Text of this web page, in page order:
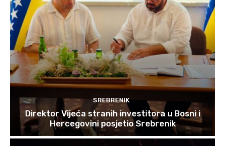
SREBRENIK
Direktor Vijeća stranih investitora u Bosni i
Hercegovini posjetio Srebrenik